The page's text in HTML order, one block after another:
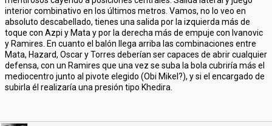
interior combinativo en los últimos metros. Vamos, no lo veo en
absoluto descabellado, tienes una salida por la izquierda más de
toque con Azpi y Mata y por la derecha más de empuje con Ivanovic
y Ramires. En cuanto el balón llega arriba las combinaciones entre
Mata, Hazard, Oscar y Torres deberían ser capaces de abrir cualquier
defensa, con un Ramires que una vez se suba la bola cubriría más el
mediocentro junto al pivote elegido (Obi Mikel?), y si el encargado de
subirla él realizaría una presión tipo Khedira.